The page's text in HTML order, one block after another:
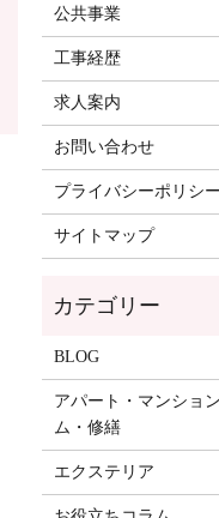
公共事業
工事経歴
求人案内
お問い合わせ
プライバシーポリシー
サイトマップ
BLOG
アパート・マンショ
ム・修繕
エクステリア